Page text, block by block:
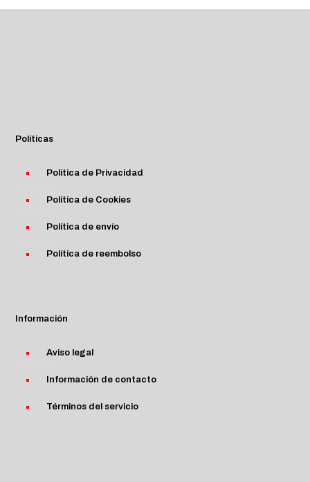
Políticas
Política de Privacidad
Política de Cookies
Política de envío
Política de reembolso
Información
Aviso legal
Información de contacto
Términos del servicio